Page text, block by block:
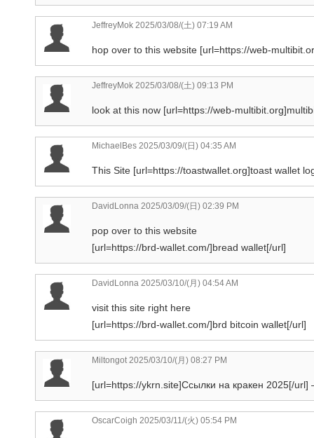
JeffreyMok 2025/03/08/(土) 07:19 AM
hop over to this website [url=https://web-
JeffreyMok 2025/03/08/(土) 09:13 PM
look at this now [url=https://web-
MichaelBes 2025/03/09/(日) 04:35 AM
This Site [url=https://toastwallet.org]toast wallet
DavidLonna 2025/03/09/(日) 02:39 PM
pop over to this website
[url=https://brd-wallet.com/]bread wallet[/url]
DavidLonna 2025/03/10/(月) 04:54 AM
visit this site right here
[url=https://brd-wallet.com/]brd bitcoin wallet[/url]
Miltongot 2025/03/10/(月) 08:27 PM
[url=https://ykrn.site]Ссылки на кракен 2025[/url]
OscarCoigh 2025/03/11/(火) 05:54 PM